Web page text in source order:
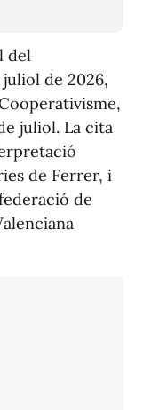
del
de 2026,
juliol. La cita
de Ferrer, i
de